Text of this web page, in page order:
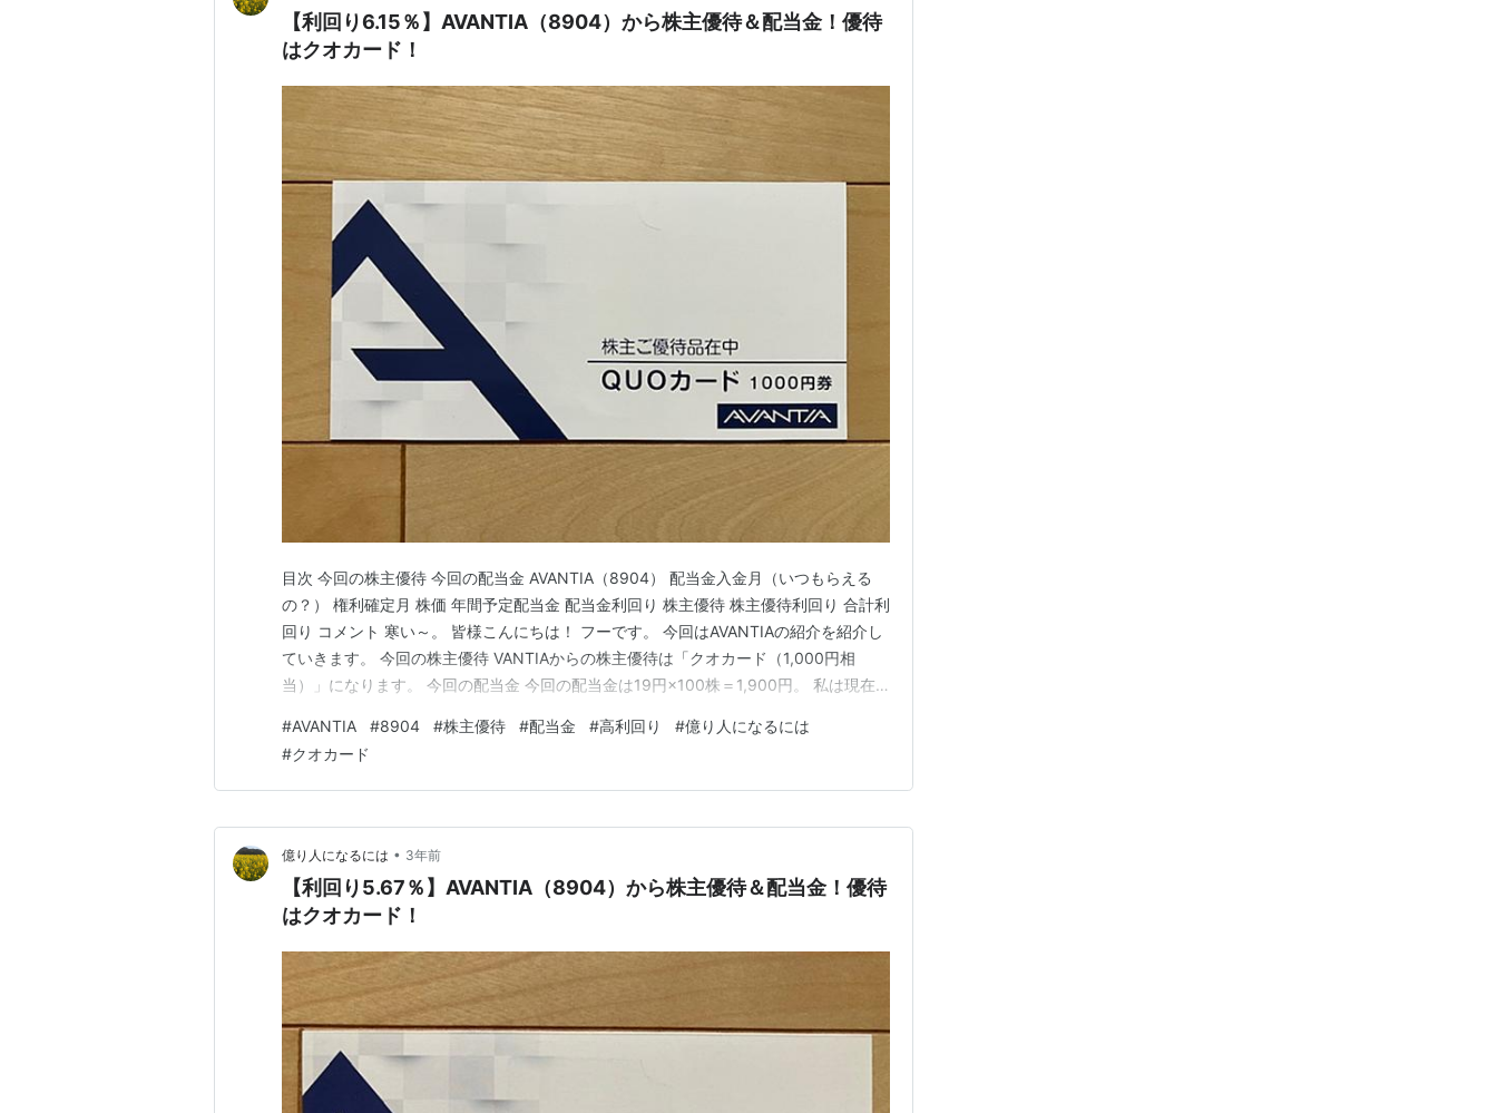
【利回り6.15％】AVANTIA（8904）から株主優待＆配当金！優待
はクオカード！
目次 今回の株主優待 今回の配当金 AVANTIA（8904） 配当金入金月（いつもらえる
の？） 権利確定月 株価 年間予定配当金 配当金利回り 株主優待 株主優待利回り 合計利
回り コメント 寒い～。 皆様こんにちは！ フーです。 今回はAVANTIAの紹介を紹介し
ていきます。 今回の株主優待 VANTIAからの株主優待は「クオカード（1,000円相
当）」になります。 今回の配当金 今回の配当金は19円×100株＝1,900円。 私は現在
AVANTIA（8904） AVANTIAの紹介していきたいと思います。 配…
#AVANTIA #8904 #株主優待 #配当金 #高利回り #億り人になるには
#クオカード
億り人になるには • 3年前
【利回り5.67％】AVANTIA（8904）から株主優待＆配当金！優待
はクオカード！